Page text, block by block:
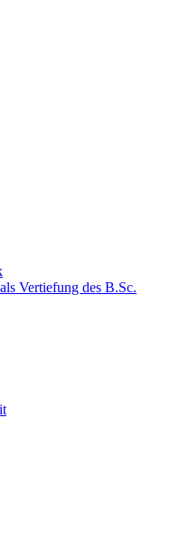
Vertiefung des B.Sc.